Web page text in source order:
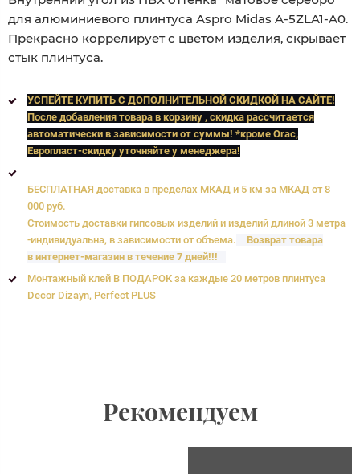
для алюминиевого плинтуса Aspro Midas A-5ZLA1-A0.
Прекрасно коррелирует с цветом изделия, скрывает
стык плинтуса.
УСПЕЙТЕ КУПИТЬ C ДОПОЛНИТЕЛЬНОЙ СКИДКОЙ НА САЙТЕ!
После добавления товара в корзину , скидка рассчитается
автоматически в зависимости от суммы! *кроме Orac,
Европласт-скидку уточняйте у менеджера!
БЕСПЛАТНАЯ доставка в пределах МКАД и 5 км за МКАД от 8
000 руб.
Стоимость доставки гипсовых изделий и изделий длиной 3 метра
-индивидуальна, в зависимости от объема.
Возврат товара
в интернет-магазин в течение 7 дней!!!
Монтажный клей В ПОДАРОК за каждые 20 метров плинтуса
Decor Dizayn, Perfect PLUS
Рекомендуем